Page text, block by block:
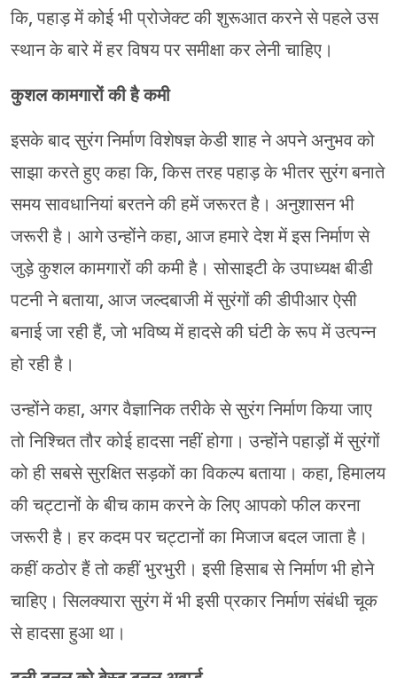
कि, पहाड़ में कोई भी प्रोजेक्ट की शुरूआत करने से पहले उस
स्थान के बारे में हर विषय पर समीक्षा कर लेनी चाहिए।
कुशल कामगारों की है कमी
इसके बाद सुरंग निर्माण विशेषज्ञ केडी शाह ने अपने अनुभव को
साझा करते हुए कहा कि, किस तरह पहाड़ के भीतर सुरंग बनाते
समय सावधानियां बरतने की हमें जरूरत है। अनुशासन भी
जरूरी है। आगे उन्होंने कहा, आज हमारे देश में इस निर्माण से
जुड़े कुशल कामगारों की कमी है। सोसाइटी के उपाध्यक्ष बीडी
पटनी ने बताया, आज जल्दबाजी में सुरंगों की डीपीआर ऐसी
बनाई जा रही हैं, जो भविष्य में हादसे की घंटी के रूप में उत्पन्न
हो रही है।
उन्होंने कहा, अगर वैज्ञानिक तरीके से सुरंग निर्माण किया जाए
तो निश्चित तौर कोई हादसा नहीं होगा। उन्होंने पहाड़ों में सुरंगों
को ही सबसे सुरक्षित सड़कों का विकल्प बताया। कहा, हिमालय
की चट्टानों के बीच काम करने के लिए आपको फील करना
जरूरी है। हर कदम पर चट्टानों का मिजाज बदल जाता है।
कहीं कठोर हैं तो कहीं भुरभुरी। इसी हिसाब से निर्माण भी होने
चाहिए। सिलक्यारा सुरंग में भी इसी प्रकार निर्माण संबंधी चूक
से हादसा हुआ था।